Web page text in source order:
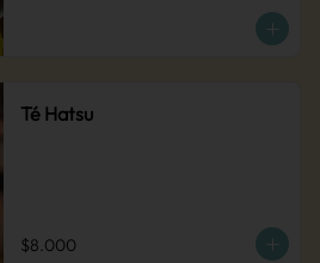
Té Hatsu
$8.000